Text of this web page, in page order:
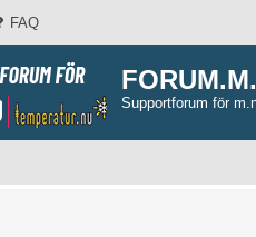
FAQ
Supportforum för